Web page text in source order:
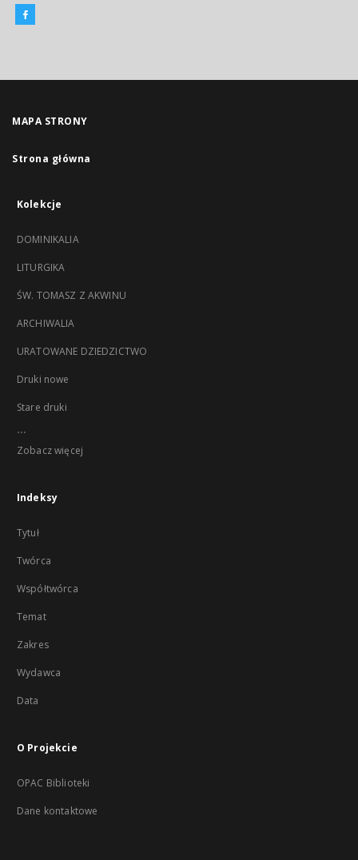
MAPA STRONY
Strona główna
Kolekcje
DOMINIKALIA
LITURGIKA
ŚW. TOMASZ Z AKWINU
ARCHIWALIA
URATOWANE DZIEDZICTWO
Druki nowe
Stare druki
...
Zobacz więcej
Indeksy
Tytuł
Twórca
Współtwórca
Temat
Zakres
Wydawca
Data
O Projekcie
OPAC Biblioteki
Dane kontaktowe